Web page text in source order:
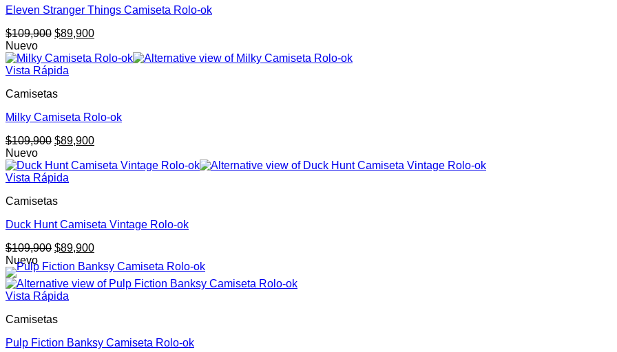
Eleven Stranger Things Camiseta Rolo-ok
$109,900 El
original
era:
$89,900El
actual
Nuevo
Vista Rápida
Camisetas
Milky Camiseta Rolo-ok
$109,900 El
original
era:
$89,900El
actual
Nuevo
Vista Rápida
Camisetas
Duck Hunt Camiseta Vintage Rolo-ok
$109,900 El
precio
original
era:
$109,900.
$89,900El
precio
actual
es:
Nuevo
Vista Rápida
Camisetas
Pulp Fiction Banksy Camiseta Rolo-ok